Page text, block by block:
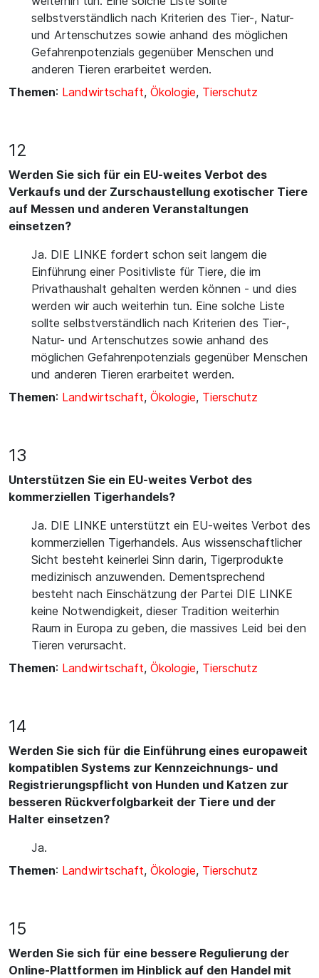
selbstverständlich nach Kriterien des Tier-, Natur-
und Artenschutzes sowie anhand des möglichen
Gefahrenpotenzials gegenüber Menschen und
anderen Tieren erarbeitet werden.
Themen: Landwirtschaft, Ökologie, Tierschutz
12
Werden Sie sich für ein EU-weites Verbot des
Verkaufs und der Zurschaustellung exotischer Tiere
auf Messen und anderen Veranstaltungen
einsetzen?
Ja. DIE LINKE fordert schon seit langem die
Einführung einer Positivliste für Tiere, die im
Privathaushalt gehalten werden können - und dies
werden wir auch weiterhin tun. Eine solche Liste
sollte selbstverständlich nach Kriterien des Tier-,
Natur- und Artenschutzes sowie anhand des
möglichen Gefahrenpotenzials gegenüber Menschen
und anderen Tieren erarbeitet werden.
Themen: Landwirtschaft, Ökologie, Tierschutz
13
Unterstützen Sie ein EU-weites Verbot des
kommerziellen Tigerhandels?
Ja. DIE LINKE unterstützt ein EU-weites Verbot des
kommerziellen Tigerhandels. Aus wissenschaftlicher
Sicht besteht keinerlei Sinn darin, Tigerprodukte
medizinisch anzuwenden. Dementsprechend
besteht nach Einschätzung der Partei DIE LINKE
keine Notwendigkeit, dieser Tradition weiterhin
Raum in Europa zu geben, die massives Leid bei den
Tieren verursacht.
Themen: Landwirtschaft, Ökologie, Tierschutz
14
Werden Sie sich für die Einführung eines europaweit
kompatiblen Systems zur Kennzeichnungs- und
Registrierungspflicht von Hunden und Katzen zur
besseren Rückverfolgbarkeit der Tiere und der
Halter einsetzen?
Ja.
Themen: Landwirtschaft, Ökologie, Tierschutz
15
Werden Sie sich für eine bessere Regulierung der
Online-Plattformen im Hinblick auf den Handel mit